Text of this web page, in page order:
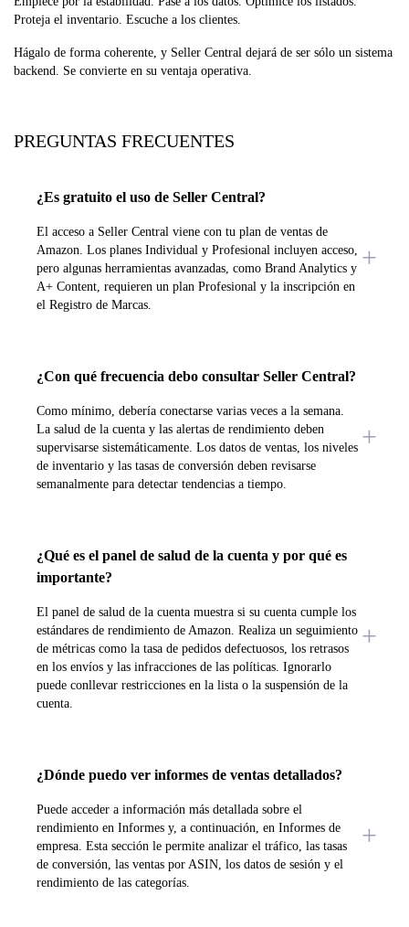
Proteja el inventario. Escuche a los clientes.
Hágalo de forma coherente, y Seller Central dejará de ser sólo un sistema
backend. Se convierte en su ventaja operativa.
PREGUNTAS FRECUENTES
¿Es gratuito el uso de Seller Central?
El acceso a Seller Central viene con tu plan de ventas de
Amazon. Los planes Individual y Profesional incluyen acceso,
pero algunas herramientas avanzadas, como Brand Analytics y
A+ Content, requieren un plan Profesional y la inscripción en
el Registro de Marcas.
¿Con qué frecuencia debo consultar Seller Central?
Como mínimo, debería conectarse varias veces a la semana.
La salud de la cuenta y las alertas de rendimiento deben
supervisarse sistemáticamente. Los datos de ventas, los niveles
de inventario y las tasas de conversión deben revisarse
semanalmente para detectar tendencias a tiempo.
¿Qué es el panel de salud de la cuenta y por qué es
importante?
El panel de salud de la cuenta muestra si su cuenta cumple los
estándares de rendimiento de Amazon. Realiza un seguimiento
de métricas como la tasa de pedidos defectuosos, los retrasos
en los envíos y las infracciones de las políticas. Ignorarlo
puede conllevar restricciones en la lista o la suspensión de la
cuenta.
¿Dónde puedo ver informes de ventas detallados?
Puede acceder a información más detallada sobre el
rendimiento en Informes y, a continuación, en Informes de
empresa. Esta sección le permite analizar el tráfico, las tasas
de conversión, las ventas por ASIN, los datos de sesión y el
rendimiento de las categorías.